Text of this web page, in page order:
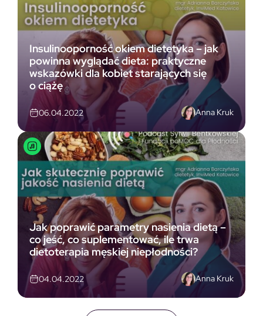
Insulinooporność okiem dietetyka – jak
powinna wyglądać dieta: praktyczne
wskazówki dla kobiet starających się
o ciążę
06.04.2022 Anna Kruk
Jak poprawić parametry nasienia dietą –
co jeść, co suplementować, ile trwa
dietoterapia męskiej niepłodności?
04.04.2022 Anna Kruk